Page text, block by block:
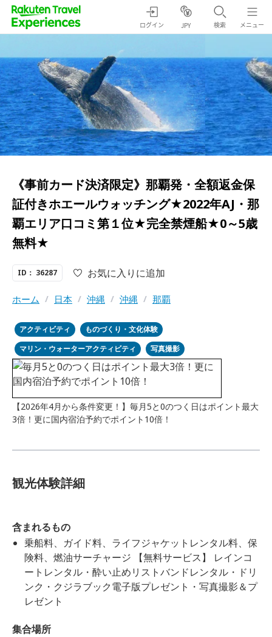
ログイン JPY 検索 メニュー
《事前カード決済限定》那覇発・全額返金保
証付きホエールウォッチング★2022年AJ・那
覇エリア口コミ第１位★完全禁煙船★0～5歳
無料★
ID： 36287 お気に入りに追加
ホーム / 日本 / 沖縄 / 沖縄 / 那覇
アクティビティ
ものづくり・文化体験
マリン・ウォーターアクティビティ
写真撮影
【2026年4月から条件変更！】毎月5と0のつく日はポイント最大
3倍！更に国内宿泊予約でポイント10倍！
観光体験詳細
含まれるもの
乗船料、ガイド料、ライフジャケットレンタル料、保
険料、燃油サーチャージ 【無料サービス】 レインコ
ートレンタル・酔い止めリストバンドレンタル・ドリ
ンク・クジラブック電子版プレゼント・写真撮影＆プ
レゼント
集合場所